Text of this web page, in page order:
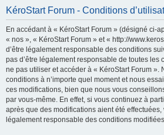
KéroStart Forum - Conditions
En accédant à « KéroStart Forum » (désigné ci-
« nos », « KéroStart Forum » et « http://
d’être légalement responsable des conditions
pas d’être légalement responsable de toutes les
ne pas utiliser et accéder à « KéroStart Forum ».
conditions à n’importe quel moment et nous
ces modifications, bien que nous vous
par vous-même. En effet, si vous continuez à
après que des modifications aient été effectuées,
légalement responsable des conditions